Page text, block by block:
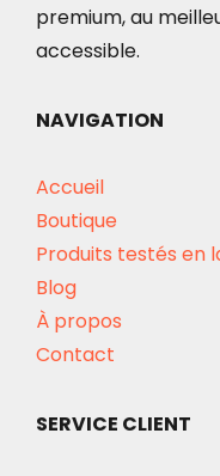
premium, au
accessible.
NAVIGATION
Accueil
Boutique
Produits testés en
Blog
À propos
Contact
SERVICE CLIENT